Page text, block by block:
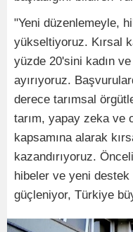
"Yeni düzenlemeyle,
yükseltiyoruz. Kırsal
yüzde 20'sini kadın
ayırıyoruz.
derece tarımsal
tarım, yapay zeka ve
kapsamına alarak
kazandırıyoruz.
hibeler ve yeni destek
güçleniyor, Türkiye